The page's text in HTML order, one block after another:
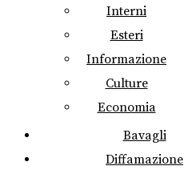
Interni
Esteri
Informazione
Culture
Economia
Bavagli
Diffamazione